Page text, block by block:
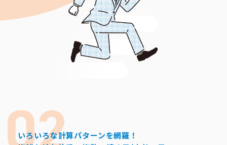
いろいろな計算パターンを網羅！